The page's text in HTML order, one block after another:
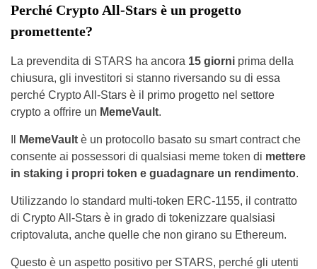
Perché Crypto All-Stars è un progetto
promettente?
La prevendita di STARS ha ancora 15 giorni prima della
chiusura, gli investitori si stanno riversando su di essa
perché Crypto All-Stars è il primo progetto nel settore
crypto a offrire un MemeVault.
MemeVault è un protocollo basato su smart contract che
consente ai possessori di qualsiasi meme token di mettere
in staking i propri token e guadagnare un rendimento.
Utilizzando lo standard multi-token ERC-1155, il contratto
di Crypto All-Stars è in grado di tokenizzare qualsiasi
criptovaluta, anche quelle che non girano su Ethereum.
Questo è un aspetto positivo per STARS, perché gli utenti